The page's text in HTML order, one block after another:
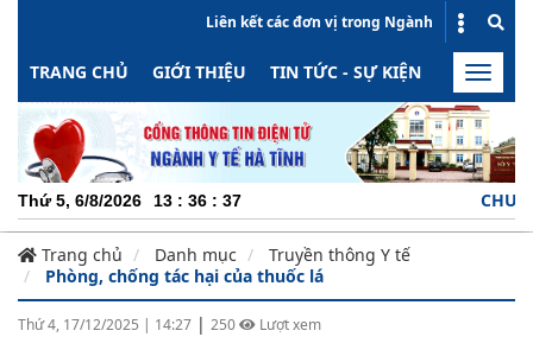
Liên kết các đơn vị trong Ngành
TRANG CHỦ GIỚI THIỆU TIN TỨC - SỰ KIỆN HOẠT
Toggle
Thứ 5, 6/8/2026 13 : 36 : 38 CHUYÊN
Trang chủ Danh mục
Truyền thông Y tế
Phòng, chống tác hại của thuốc lá
Thứ 4, 17/12/2025 | 14:27 | 250
Lượt xem